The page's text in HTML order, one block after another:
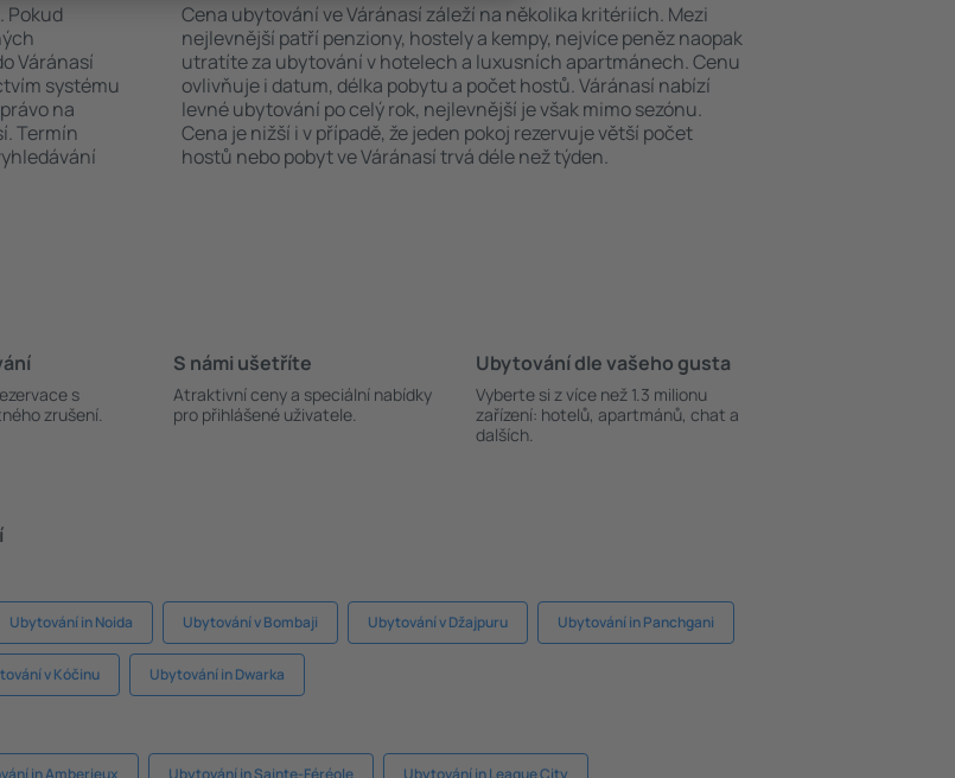
Pokud
Váránasí
systému
na
Termín
Cena ubytování ve Váránasí záleží na několika kritériích. Mezi
nejlevnější patří penziony, hostely a kempy, nejvíce peněz naopak
utratíte za ubytování v hotelech a luxusních apartmánech. Cenu
ovlivňuje i datum, délka pobytu a počet hostů. Váránasí nabízí
levné ubytování po celý rok, nejlevnější je však mimo sezónu.
Cena je nižší i v případě, že jeden pokoj rezervuje větší počet
hostů nebo pobyt ve Váránasí trvá déle než týden.
s
zrušení.
S námi ušetříte
Atraktivní ceny a speciální nabídky
pro přihlášené uživatele.
Ubytování dle vašeho gusta
Vyberte si z více než 1.3 milionu
zařízení: hotelů, apartmánů, chat a
dalších.
Ubytování in Noida Ubytování v Bombaji Ubytování v Džajpuru Ubytování in Panchgani
v Kóčinu Ubytování in Dwarka
in Amberieux Ubytování in Sainte-Féréole Ubytování in League City